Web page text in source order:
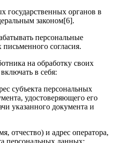
органов в
законом[6].
персональные
согласия.
на обработку своих
в себя:
субъекта персональных
удостоверяющего его
указанного документа и
и адрес оператора,